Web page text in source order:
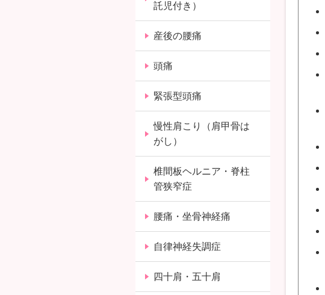
託児付き）
産後の腰痛
頭痛
緊張型頭痛
慢性肩こり（肩甲骨は
がし）
椎間板ヘルニア・脊柱
管狭窄症
腰痛・坐骨神経痛
自律神経失調症
四十肩・五十肩